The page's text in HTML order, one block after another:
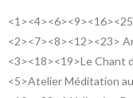
<2><7><8><12><23>
<3><18><19>Le Chant
<5>Atelier Méditation